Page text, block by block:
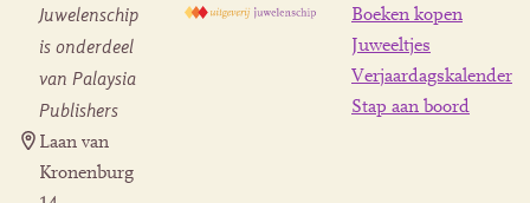
Juwelenschip
is onderdeel
van Palaysia
Publishers
Laan van
Kronenburg
Boeken kopen
Juweeltjes
Verjaardagskalender
Stap aan boord